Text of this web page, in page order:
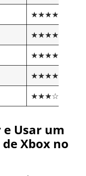
★★★★★
★★★★☆
★★★★☆
★★★★☆
★★★☆☆
Usar um
Xbox no